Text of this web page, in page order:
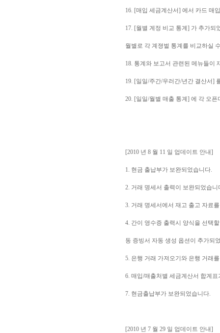
16. [매입 세금계산서] 에서 카드 매
17. [월별 계정 비교 통계] 가 추가되
월별로 각 계졍벌 통계를 비교하실
18. 통계와 보고서 관련된 메뉴들이
19. [일일/주간/우러간/년간 결산서]
20. [일일/월별 매출 통계] 에 각 오
[2010 년 8 월 11 일 업데이트 안내]
1. 현금 출납부가 보완되었습니다.
2. 거래 명세서 출력이 보완되었습니
3. 거래 명세서에서 재고 출고 자료
4. 간이 영수증 출력시 양식을 선택
동 증빙서 자동 생성 옵션이 추가되
5. 은행 거래 가져오기와 은행 거래
6. 매입/매출처별 세금계산서 합계
7. 현금출납부가 보완되었습니다.
[2010 년 7 월 29 일 업데이트 안내]